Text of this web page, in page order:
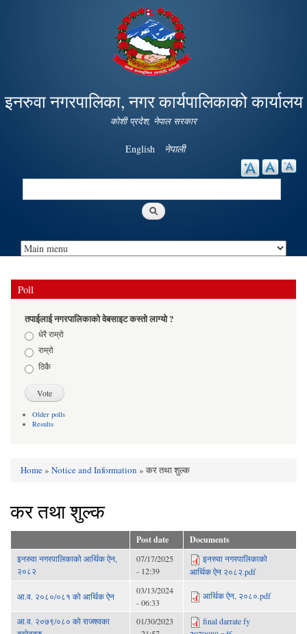
Skip to
main
content
इनरुवा नगरपालिका, नगर कार्यपालिकाको कार्यालय
कोशी प्रदेश, नेपाल सरकार
English नेपाली
Search
Poll
तपाईलाई नगरपालिकाको वेबसाइट कस्तो लाग्यो ?
Choicesधेरै राम्रो
राम्रो
ठिकै
Older polls
Results
Home» Notice and Information » कर तथा शुल्क
कर तथा शुल्क
Post date Documents
इनरुवा नगरपालिकाको आर्थिक ऐन,
२०८२
07/17/2025
- 12:39
इनरुवा नगरपालिकाको
आर्थिक ऐन २०८२.pdf
आ.व. २०८०/०८१ को आर्थिक ऐन
03/13/2024
- 06:33
आर्थिक ऐन, २०८०.pdf
आ.व. २०७९/०८० को राजश्वका
01/30/2023
final darrate fy